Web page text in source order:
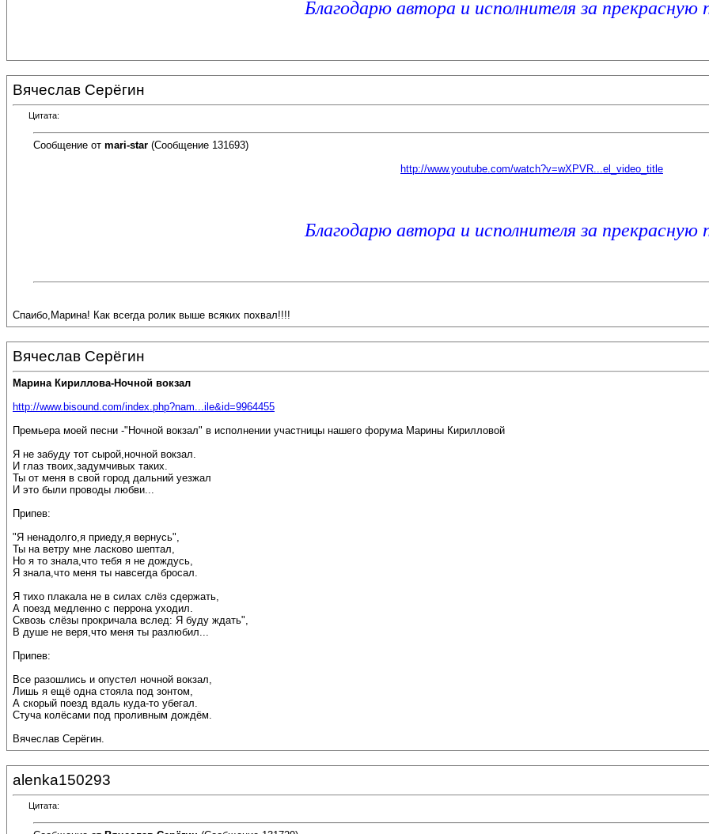
Благодарю автора и исполнителя за прекрасную
Вячеслав Серёгин
Цитата:
Сообщение от mari-star (Сообщение 131693)
http://www.youtube.com/watch?v=wXPVR...el_video_title
Благодарю автора и исполнителя за прекрасную
Спаибо,Марина! Как всегда ролик выше всяких похвал!!!!
Вячеслав Серёгин
Марина Кириллова-Ночной вокзал
http://www.bisound.com/index.php?nam...ile&id=9964455
Премьера моей песни -"Ночной вокзал" в исполнении участницы нашего форума Марины Кирилловой
Я не забуду тот сырой,ночной вокзал.
И глаз твоих,задумчивых таких.
Ты от меня в свой город дальний уезжал
И это были проводы любви...
Припев:
"Я ненадолго,я приеду,я вернусь",
Ты на ветру мне ласково шептал,
Но я то знала,что тебя я не дождусь,
Я знала,что меня ты навсегда бросал.
Я тихо плакала не в силах слёз сдержать,
А поезд медленно с перрона уходил.
Сквозь слёзы прокричала вслед: Я буду ждать",
В душе не веря,что меня ты разлюбил...
Припев:
Все разошлись и опустел ночной вокзал,
Лишь я ещё одна стояла под зонтом,
А скорый поезд вдаль куда-то убегал.
Стуча колёсами под проливным дождём.
Вячеслав Серёгин.
alenka150293
Цитата: